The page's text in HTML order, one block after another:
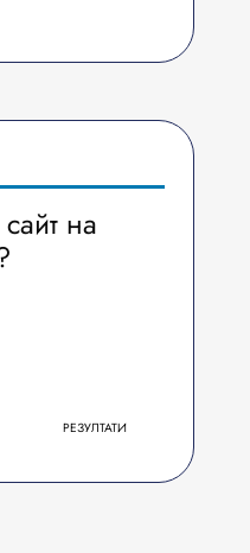
на
РЕЗУЛТАТИ